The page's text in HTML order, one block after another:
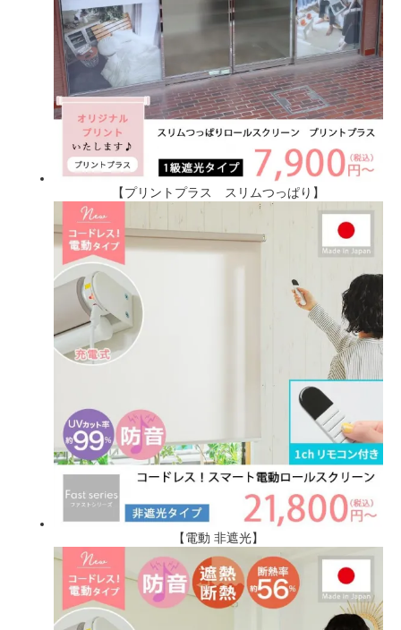
【プリントプラス スリムつっぱり】
【電動 非遮光】